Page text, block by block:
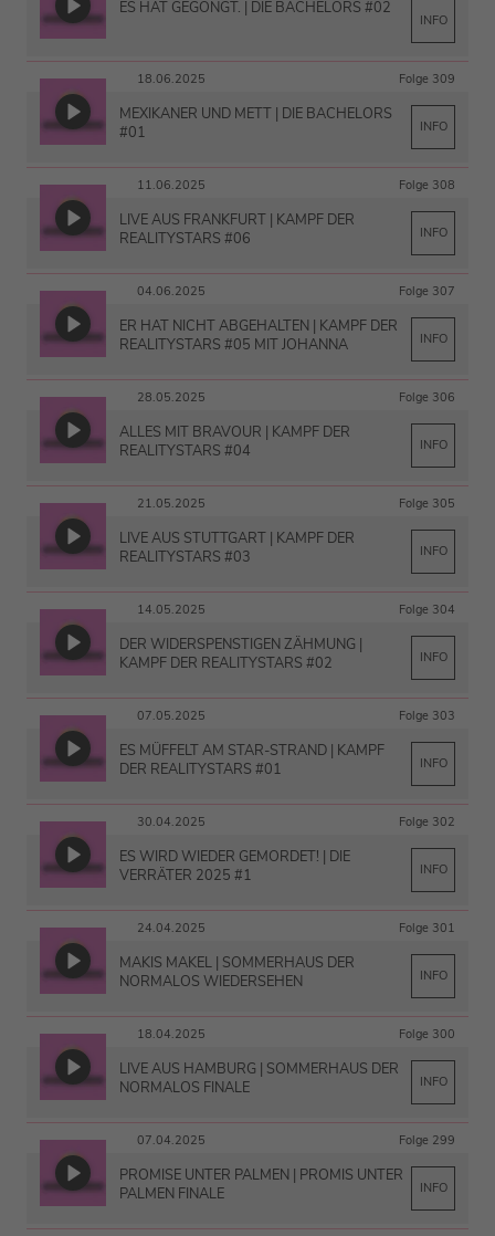
ES HAT GEGONGT. | DIE BACHELORS #02
INFO
18.06.2025 Folge 309
MEXIKANER UND METT | DIE BACHELORS
#01
INFO
11.06.2025 Folge 308
LIVE AUS FRANKFURT | KAMPF DER
REALITYSTARS #06
INFO
04.06.2025 Folge 307
ER HAT NICHT ABGEHALTEN | KAMPF DER
REALITYSTARS #05 MIT JOHANNA
INFO
28.05.2025 Folge 306
ALLES MIT BRAVOUR | KAMPF DER
REALITYSTARS #04
INFO
21.05.2025 Folge 305
LIVE AUS STUTTGART | KAMPF DER
REALITYSTARS #03
INFO
14.05.2025 Folge 304
DER WIDERSPENSTIGEN ZÄHMUNG |
KAMPF DER REALITYSTARS #02
INFO
07.05.2025 Folge 303
ES MÜFFELT AM STAR-STRAND | KAMPF
DER REALITYSTARS #01
INFO
30.04.2025 Folge 302
ES WIRD WIEDER GEMORDET! | DIE
VERRÄTER 2025 #1
INFO
24.04.2025 Folge 301
MAKIS MAKEL | SOMMERHAUS DER
NORMALOS WIEDERSEHEN
INFO
18.04.2025 Folge 300
LIVE AUS HAMBURG | SOMMERHAUS DER
NORMALOS FINALE
INFO
07.04.2025 Folge 299
PROMISE UNTER PALMEN | PROMIS UNTER
PALMEN FINALE
INFO